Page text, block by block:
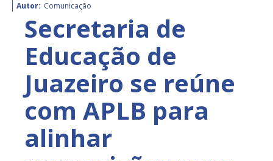
Autor: Comunicação
Secretaria de
Educação de
Juazeiro se reúne
com APLB para
alinhar